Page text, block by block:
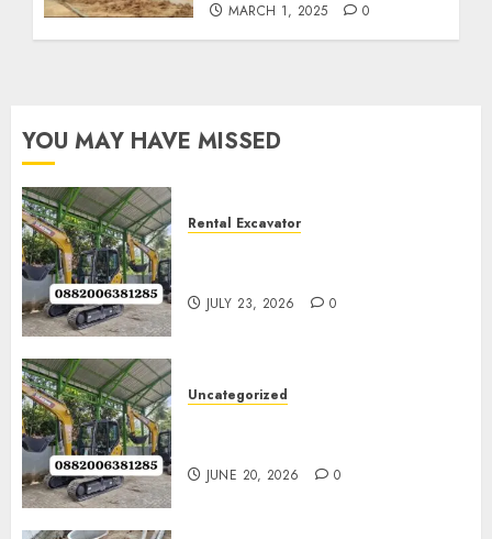
MARCH 1, 2025 0
YOU MAY HAVE MISSED
Rental Excavator
JULY 23, 2026 0
Uncategorized
JUNE 20, 2026 0